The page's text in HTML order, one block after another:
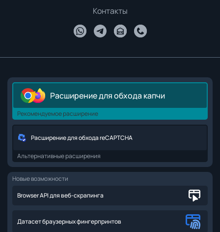
Контакты
Расширение для обхода капчи
Рекомендуемое расширение
Расширение для обхода reCAPTCHA
Альтернативные расширения
Новые возможности
Browser API для веб-скрапинга
Датасет браузерных фингерпринтов